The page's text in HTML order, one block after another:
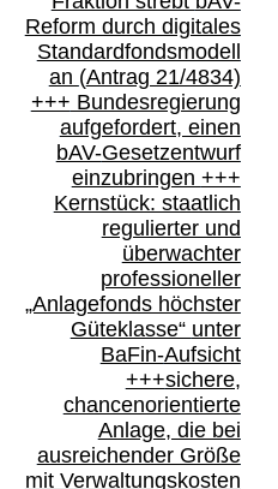
Reform durch digitales
Standardfondsmodell
an (Antrag 21/4834)
+++ Bundesregierung
aufgefordert, einen
bAV-Gesetzentwurf
einzubringen +++
Kernstück: staatlich
regulierter und
überwachter
professioneller
„Anlagefonds höchster
Güteklasse“ unter
BaFin-Aufsicht
+++sichere,
chancenorientierte
Anlage, die bei
ausreichender Größe
mit Verwaltungskosten